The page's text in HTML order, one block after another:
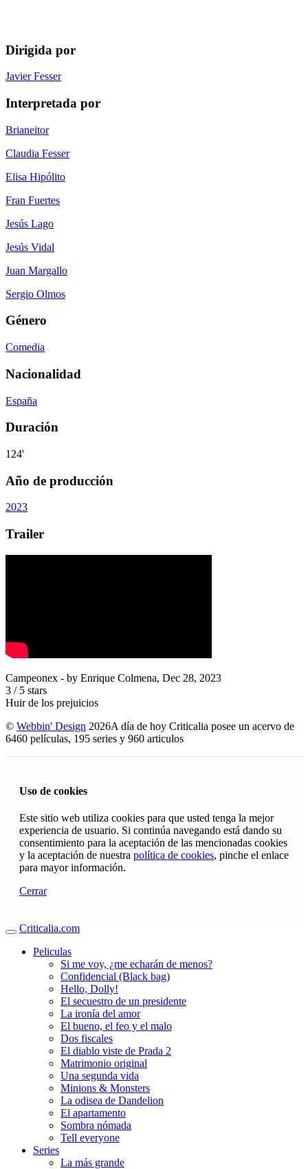
Dirigida por
Javier Fesser
Interpretada por
Brianeitor
Claudia Fesser
Elisa Hipólito
Fran Fuertes
Jesús Lago
Jesús Vidal
Juan Margallo
Sergio Olmos
Género
Comedia
Nacionalidad
España
Duración
124'
Año de producción
2023
Trailer
Campeonex - by Enrique Colmena, Dec 28, 2023
3 / 5 stars
Huir de los prejuicios
© Webbin' Design 2026A día de hoy Criticalia posee un acervo de
6460 películas, 195 series y 960 articulos
Uso de cookies
Este sitio web utiliza cookies para que usted tenga la mejor
experiencia de usuario. Si continúa navegando está dando su
consentimiento para la aceptación de las mencionadas cookies
y la aceptación de nuestra política de cookies, pinche el enlace
para mayor información.
Cerrar
Criticalia.com
Peliculas
Si me voy, ¿me echarán de menos?
Confidencial (Black bag)
Hello, Dolly!
El secuestro de un presidente
La ironía del amor
El bueno, el feo y el malo
Dos fiscales
El diablo viste de Prada 2
Matrimonio original
Una segunda vida
Minions & Monsters
La odisea de Dandelion
El apartamento
Sombra nómada
Tell everyone
Series
La más grande